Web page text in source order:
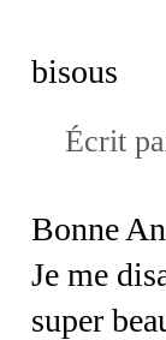
bisous
Écrit
Bonne
Je me
super